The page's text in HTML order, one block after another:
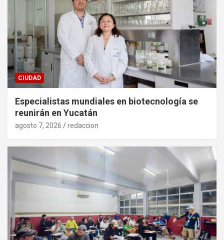
CIUDAD
Especialistas mundiales en biotecnología se
reunirán en Yucatán
agosto 7, 2026 redaccion